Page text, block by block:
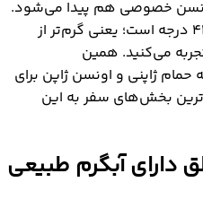
خصوصی هم پیدا می‌شود.
دمای آب هم معمولاً بین ۳۸ تا ۴۲ درجه است؛ یعنی گرم‌تر از
می‌کنید. همین
ژاپنی و اونسن ژاپن برای
بخش‌های سفر به این
دارای آبگرم طبیعی